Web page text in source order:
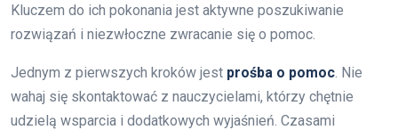
Kluczem do ich pokonania jest aktywne poszukiwanie
rozwiązań i niezwłoczne zwracanie się o pomoc.
Jednym z pierwszych kroków jest prośba o pomoc . Nie
wahaj się skontaktować z nauczycielami, którzy chętnie
udzielą wsparcia i dodatkowych wyjaśnień. Czasami